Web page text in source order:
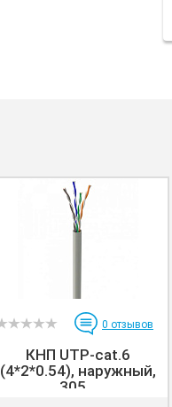
0 отзывов
КНП UTP-cat.6
(4*2*0.54), наружный,
305...